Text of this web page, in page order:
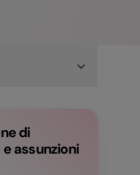
e l’onboarding
di
assunzioni